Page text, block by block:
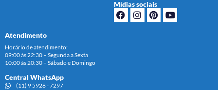
Mídias sociais
Atendimento
Horário de atendimento:
09:00 às 22:30 – Segunda a Sexta
10:00 às 20:30 – Sábado e Domingo
Central WhatsApp
(11) 9 5928 - 7297